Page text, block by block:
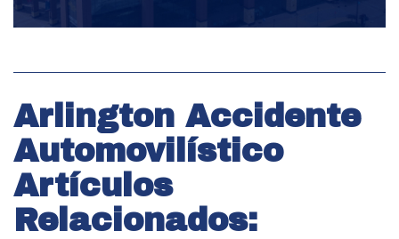
Arlington Accidente
Automovilístico
Artículos
Relacionados: